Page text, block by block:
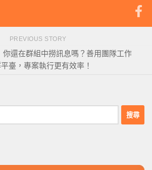
PREVIOUS STORY
你還在群組中撈訊息嗎？善用團隊工作
臺，專案執行更有效率！